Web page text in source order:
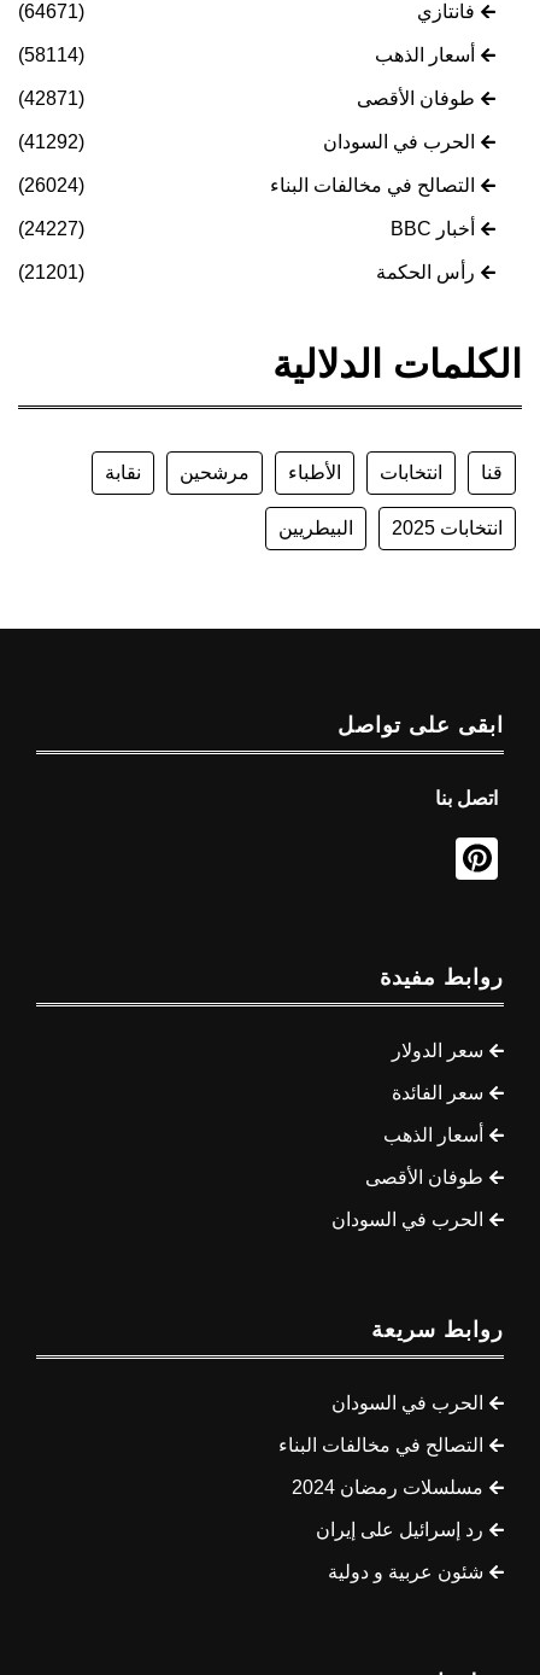
فانتازي (64671)
أسعار الذهب (58114)
طوفان الأقصى (42871)
الحرب في السودان (41292)
التصالح في مخالفات البناء (26024)
أخبار BBC (24227)
رأس الحكمة (21201)
الكلمات الدلالية
قنا انتخابات الأطباء مرشحين نقابة
انتخابات 2025 البيطريين
ابقى على تواصل
اتصل بنا
روابط مفيدة
سعر الدولار
سعر الفائدة
أسعار الذهب
طوفان الأقصى
الحرب في السودان
روابط سريعة
الحرب في السودان
التصالح في مخالفات البناء
مسلسلات رمضان 2024
رد إسرائيل على إيران
شئون عربية و دولية